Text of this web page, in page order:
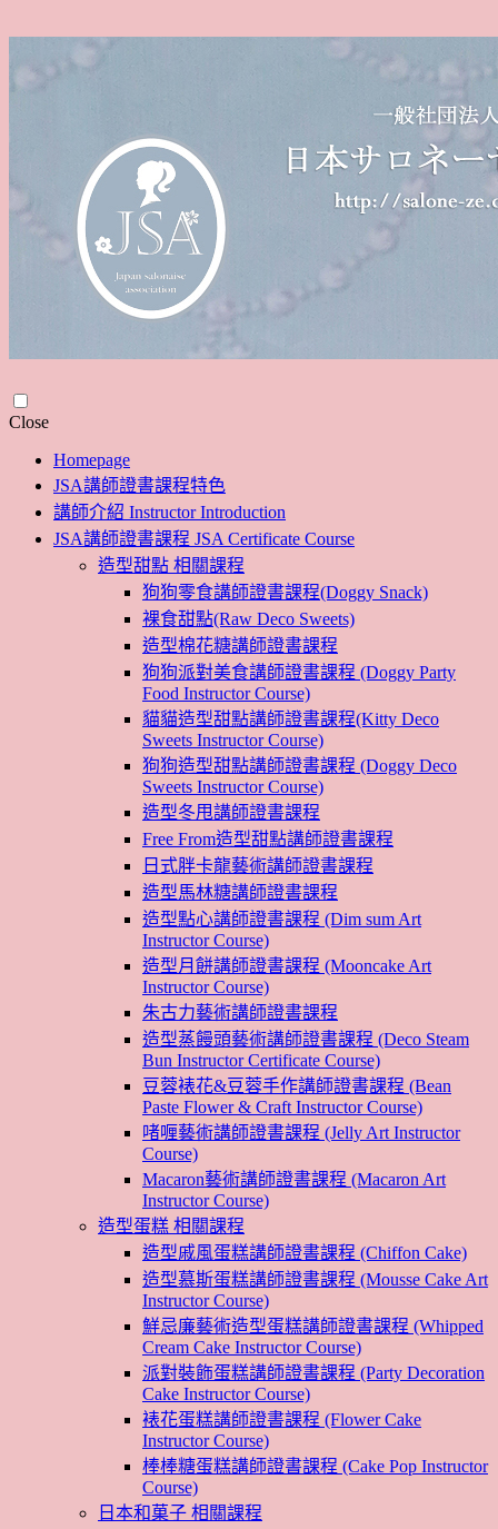
CloseSkip
content
Homepage
JSA講師證書課程特色
講師介紹 Instructor Introduction
JSA講師證書課程 JSA Certificate Course
造型甜點 相關課程
狗狗零食講師證書課程(Doggy Snack)
裸食甜點(Raw Deco Sweets)
造型棉花糖講師證書課程
狗狗派對美食講師證書課程 (Doggy Party
Food Instructor Course)
貓貓造型甜點講師證書課程(Kitty Deco
Sweets Instructor Course)
狗狗造型甜點講師證書課程 (Doggy Deco
Sweets Instructor Course)
造型冬甩講師證書課程
Free From造型甜點講師證書課程
日式胖卡龍藝術講師證書課程
造型馬林糖講師證書課程
造型點心講師證書課程 (Dim sum Art
Instructor Course)
造型月餅講師證書課程 (Mooncake Art
Instructor Course)
朱古力藝術講師證書課程
造型蒸饅頭藝術講師證書課程 (Deco Steam
Bun Instructor Certificate Course)
豆蓉裱花&豆蓉手作講師證書課程 (Bean
Paste Flower & Craft Instructor Course)
啫喱藝術講師證書課程 (Jelly Art Instructor
Course)
Macaron藝術講師證書課程 (Macaron Art
Instructor Course)
造型蛋糕 相關課程
造型戚風蛋糕講師證書課程 (Chiffon Cake)
造型慕斯蛋糕講師證書課程 (Mousse Cake Art
Instructor Course)
鮮忌廉藝術造型蛋糕講師證書課程 (Whipped
Cream Cake Instructor Course)
派對裝飾蛋糕講師證書課程 (Party Decoration
Cake Instructor Course)
裱花蛋糕講師證書課程 (Flower Cake
Instructor Course)
棒棒糖蛋糕講師證書課程 (Cake Pop Instructor
Course)
日本和菓子 相關課程